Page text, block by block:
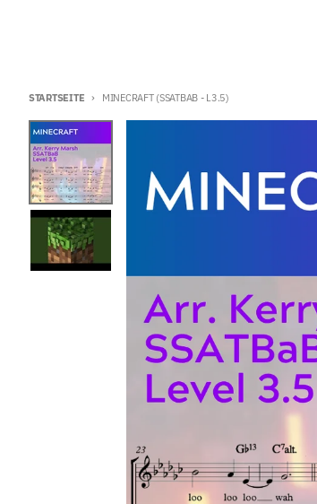
STARTSEITE MINECRAFT (SSATBAB - L3.5)
Zu Produktinformationen springen